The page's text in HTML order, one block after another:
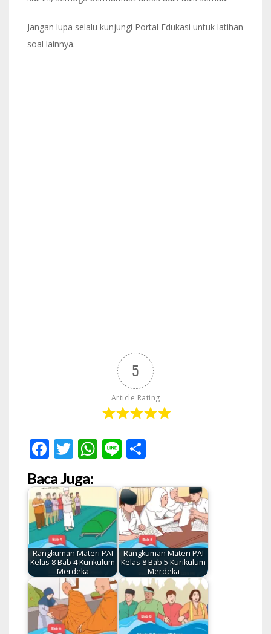
Jangan lupa selalu kunjungi Portal Edukasi untuk latihan
soal lainnya.
5
Article Rating
Facebook
Twitter
WhatsApp
Line
Baca Juga:
Rangkuman Materi PAI
Kelas 8 Bab 4 Kurikulum
Merdeka
Rangkuman Materi PAI
Kelas 8 Bab 5 Kurikulum
Merdeka